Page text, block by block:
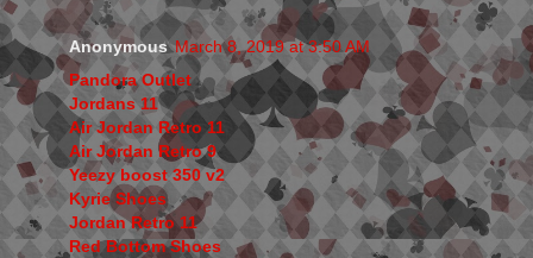
Anonymous March 8, 2019 at 3:50 AM
Pandora Outlet
Jordans 11
Air Jordan Retro 11
Air Jordan Retro 9
Yeezy boost 350 v2
Kyrie Shoes
Jordan Retro 11
Red Bottom Shoes